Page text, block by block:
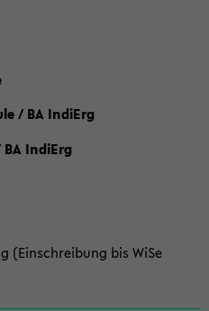
/ BA IndiErg
IndiErg
(Einschreibung bis WiSe